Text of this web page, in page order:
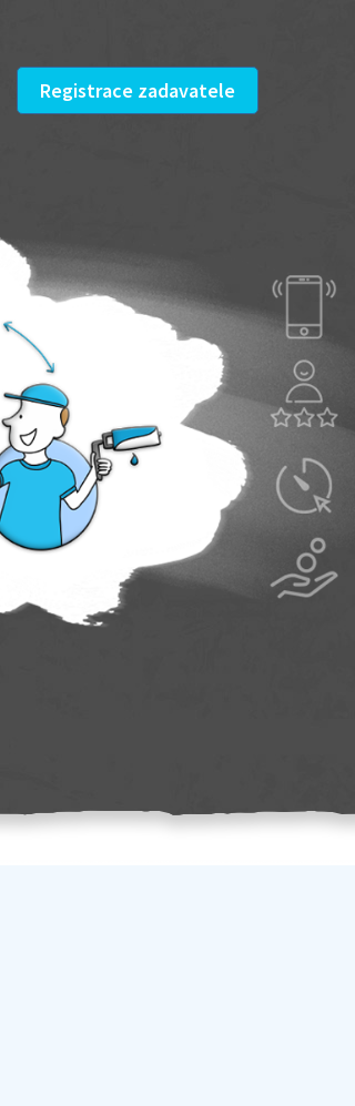
Registrace zadavatele